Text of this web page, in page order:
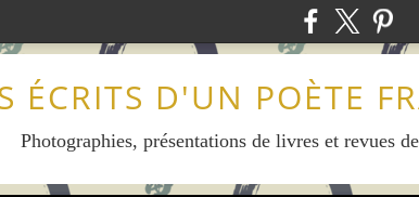
ÉCRITS D'UN POÈTE
Photographies, présentations de livres et revues